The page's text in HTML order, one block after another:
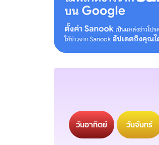
วันอาทิตย์ วันจันทร์